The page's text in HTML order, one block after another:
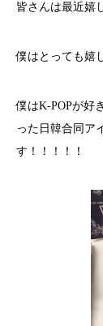
皆さんは最近嬉
僕はとっても嬉
僕はK-POPが好
った日韓合同ア
す！！！！！